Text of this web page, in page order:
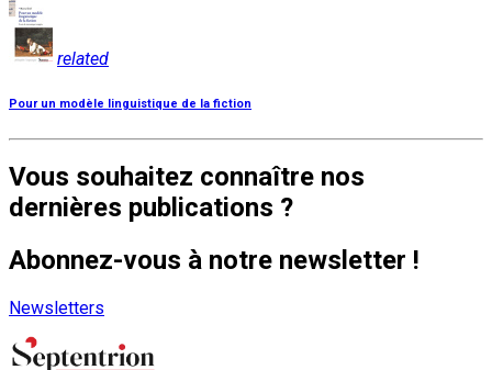
related
Pour un modèle linguistique de la fiction
Vous souhaitez connaître nos
dernières publications ?
Abonnez-vous à notre newsletter !
Newsletters